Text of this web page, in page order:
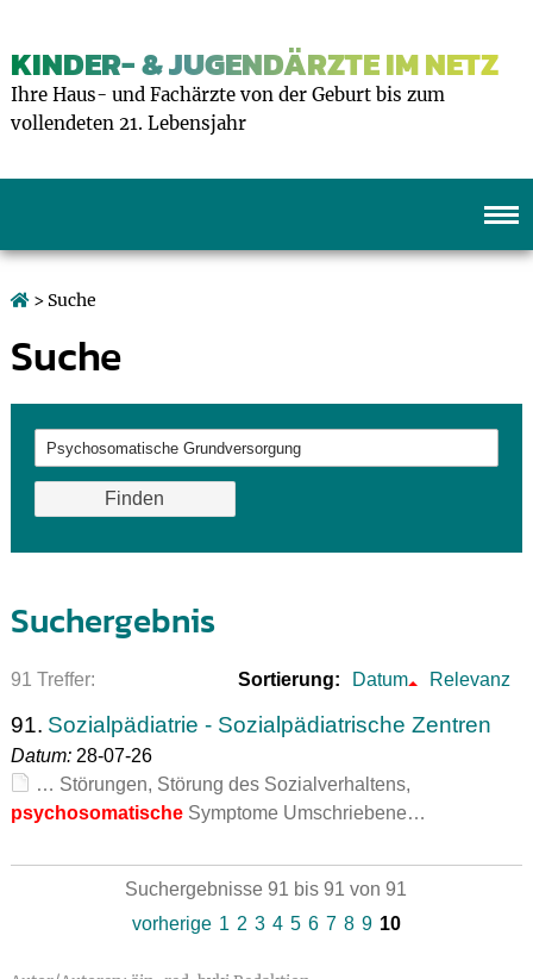
KINDER- & JUGENDÄRZTE IM NETZ
Ihre Haus- und Fachärzte von der Geburt bis zum
vollendeten 21. Lebensjahr
> Suche
Suche
Suchergebnis
91 Treffer: Sortierung: Datum Relevanz
91. Sozialpädiatrie - Sozialpädiatrische Zentren
Datum:28-07-26
… Störungen, Störung des Sozialverhaltens,
psychosomatischeSymptome Umschriebene…
Suchergebnisse 91 bis 91 von 91
vorherige 1 2 3 4 5 6 7 8 9 10